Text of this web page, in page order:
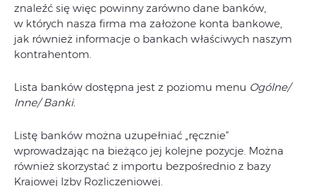
znaleźć się więc powinny zarówno dane banków,
w których nasza firma ma założone konta bankowe,
jak również informacje o bankach właściwych naszym
kontrahentom.
Lista banków dostępna jest z poziomu menu Ogólne/
Inne/ Banki.
Listę banków można uzupełniać „ręcznie”
wprowadzając na bieżąco jej kolejne pozycje. Można
również skorzystać z importu bezpośrednio z bazy
Krajowej Izby Rozliczeniowej.